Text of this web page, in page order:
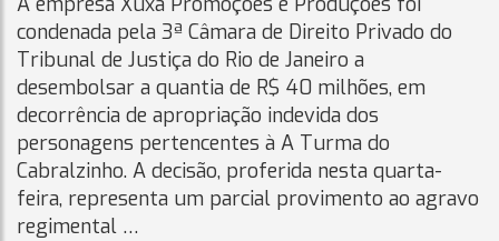
condenada pela 3ª Câmara de Direito Privado do
Tribunal de Justiça do Rio de Janeiro a
desembolsar a quantia de R$ 40 milhões, em
decorrência de apropriação indevida dos
personagens pertencentes à A Turma do
Cabralzinho. A decisão, proferida nesta quarta-
feira, representa um parcial provimento ao agravo
regimental …